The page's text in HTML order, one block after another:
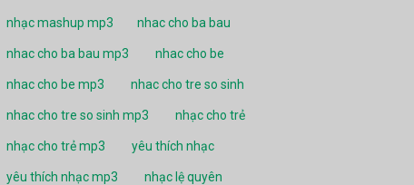
nhạc mashup mp3 nhac cho ba bau
nhac cho ba bau mp3 nhac cho be
nhac cho be mp3 nhac cho tre so sinh
nhac cho tre so sinh mp3 nhạc cho trẻ
nhạc cho trẻ mp3 yêu thích nhạc
yêu thích nhạc mp3 nhạc lệ quyên